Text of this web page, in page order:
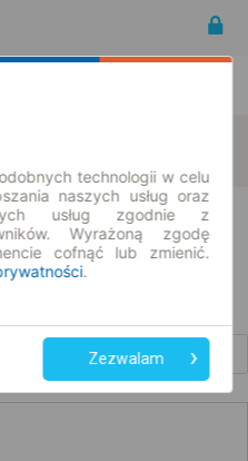
technologii w celu
naszych usług oraz
usług zgodnie z
Wyrażoną zgodę
cofnąć lub zmienić.
.
Zezwalam